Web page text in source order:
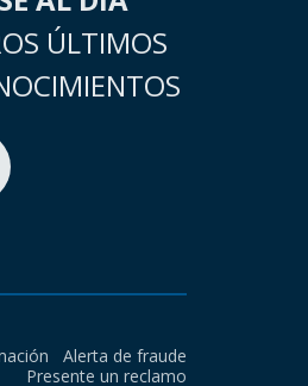
ÚLTIMOS
Alerta de fraude
Presente un reclamo